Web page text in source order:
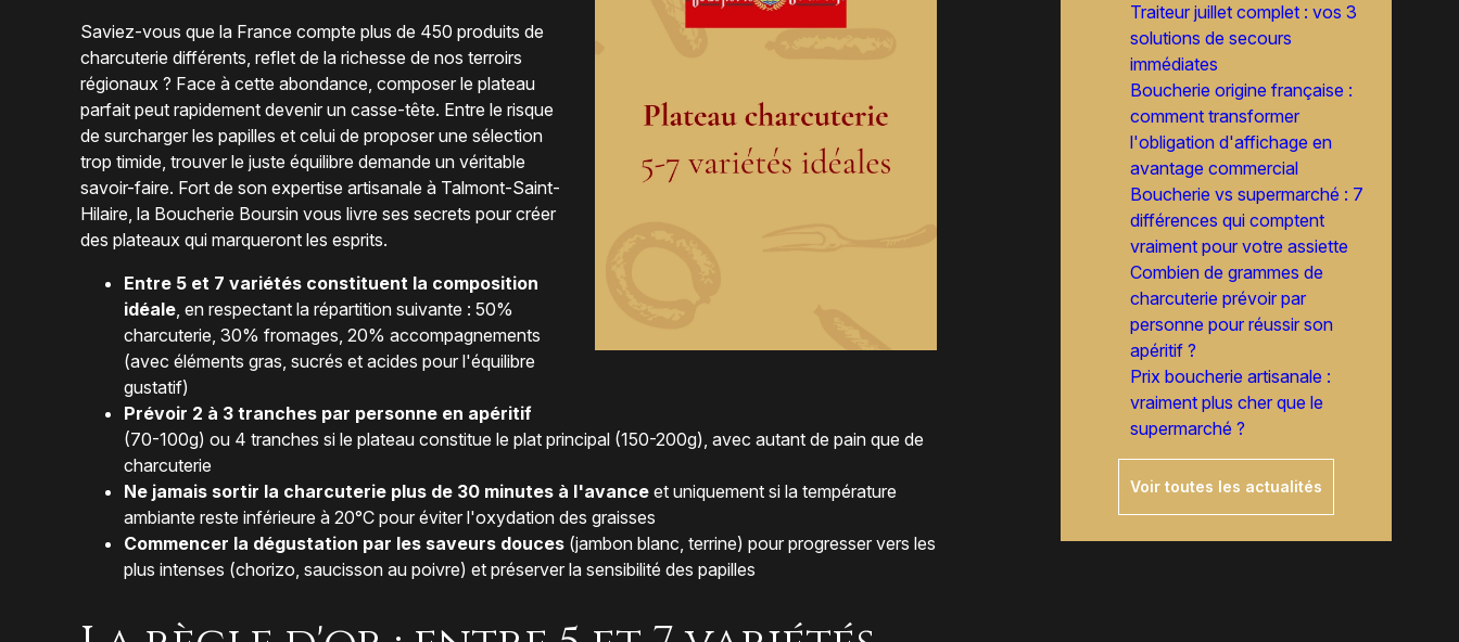
Saviez-vous que la France compte plus de 450 produits de
charcuterie différents, reflet de la richesse de nos terroirs
régionaux ? Face à cette abondance, composer le plateau
parfait peut rapidement devenir un casse-tête. Entre le risque
de surcharger les papilles et celui de proposer une sélection
trop timide, trouver le juste équilibre demande un véritable
savoir-faire. Fort de son expertise artisanale à Talmont-Saint-
Hilaire, la Boucherie Boursin vous livre ses secrets pour créer
des plateaux qui marqueront les esprits.
Entre 5 et 7 variétés constituent la composition
idéale, en respectant la répartition suivante : 50%
charcuterie, 30% fromages, 20% accompagnements
(avec éléments gras, sucrés et acides pour l'équilibre
gustatif)
Prévoir 2 à 3 tranches par personne en apéritif
(70-100g) ou 4 tranches si le plateau constitue le plat principal (150-200g), avec autant de pain que de
charcuterie
Ne jamais sortir la charcuterie plus de 30 minutes à l'avance et uniquement si la température
ambiante reste inférieure à 20°C pour éviter l'oxydation des graisses
Commencer la dégustation par les saveurs douces (jambon blanc, terrine) pour progresser vers les
plus intenses (chorizo, saucisson au poivre) et préserver la sensibilité des papilles
Traiteur juillet complet : vos 3
solutions de secours
immédiates
Boucherie origine française :
comment transformer
l'obligation d'affichage en
avantage commercial
Boucherie vs supermarché : 7
différences qui comptent
vraiment pour votre assiette
Combien de grammes de
charcuterie prévoir par
personne pour réussir son
apéritif ?
Prix boucherie artisanale :
vraiment plus cher que le
supermarché ?
Voir toutes les actualités